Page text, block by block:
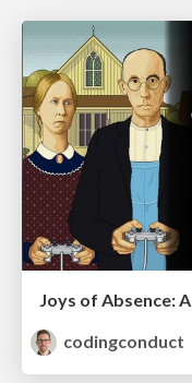
Joys of Absence:
codingconduct